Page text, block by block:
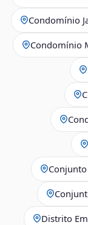
Condomínio
Condomínio
Distrito